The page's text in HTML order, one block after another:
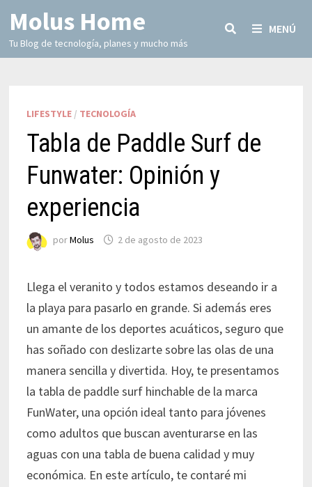
Molus Home
Tu Blog de tecnología, planes y mucho más
MENÚ
LIFESTYLE/ TECNOLOGÍA
Tabla de Paddle Surf de
Funwater: Opinión y
experiencia
porMolus 2 de agosto de 2023
Llega el veranito y todos estamos deseando ir a
la playa para pasarlo en grande. Si además eres
un amante de los deportes acuáticos, seguro que
has soñado con deslizarte sobre las olas de una
manera sencilla y divertida. Hoy, te presentamos
la tabla de paddle surf hinchable de la marca
FunWater, una opción ideal tanto para jóvenes
como adultos que buscan aventurarse en las
aguas con una tabla de buena calidad y muy
económica. En este artículo, te contaré mi